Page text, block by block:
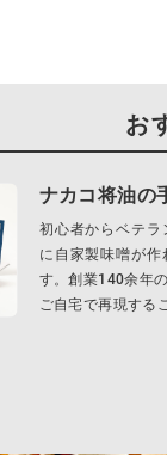
お
ナカコ将油の
初心者からベテ
に自家製味噌が
す。創業140余年
ご自宅で再現する